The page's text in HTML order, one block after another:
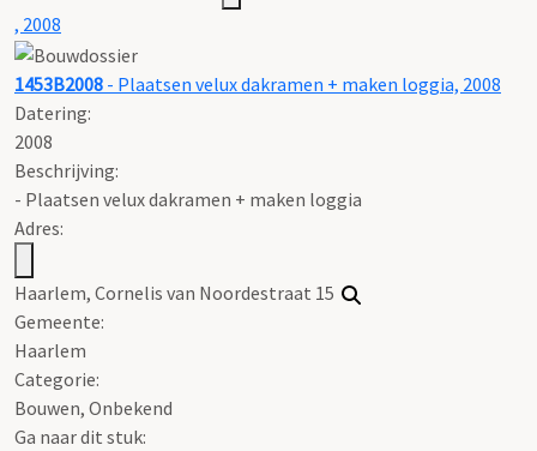
, 2008
1453B2008 - Plaatsen velux dakramen + maken loggia, 2008
Datering:
2008
Beschrijving:
- Plaatsen velux dakramen + maken loggia
Adres:
Haarlem, Cornelis van Noordestraat 15
Gemeente:
Haarlem
Categorie:
Bouwen, Onbekend
Ga naar dit stuk: